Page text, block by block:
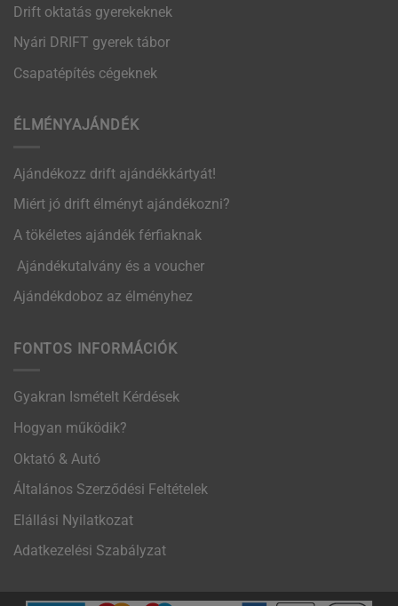
Drift oktatás gyerekeknek
Nyári DRIFT gyerek tábor
Csapatépítés cégeknek
ÉLMÉNYAJÁNDÉK
Ajándékozz drift ajándékkártyát!
Miért jó drift élményt ajándékozni?
A tökéletes ajándék férfiaknak
Ajándékutalvány és a voucher
Ajándékdoboz az élményhez
FONTOS INFORMÁCIÓK
Gyakran Ismételt Kérdések
Hogyan működik?
Oktató & Autó
Általános Szerződési Feltételek
Elállási Nyilatkozat
Adatkezelési Szabályzat